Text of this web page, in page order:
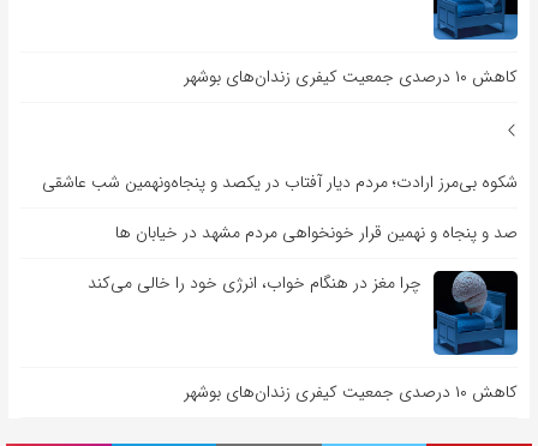
کاهش ۱۰ درصدی جمعیت کیفری زندان‌های بوشهر
شکوه بی‌مرز ارادت؛ مردم دیار آفتاب در یکصد و پنجاه‌ونهمین شب عاشقی
صد و پنجاه و نهمین قرار خونخواهی مردم مشهد در خیابان ها
چرا مغز در هنگام خواب، انرژی خود را خالی می‌کند
کاهش ۱۰ درصدی جمعیت کیفری زندان‌های بوشهر